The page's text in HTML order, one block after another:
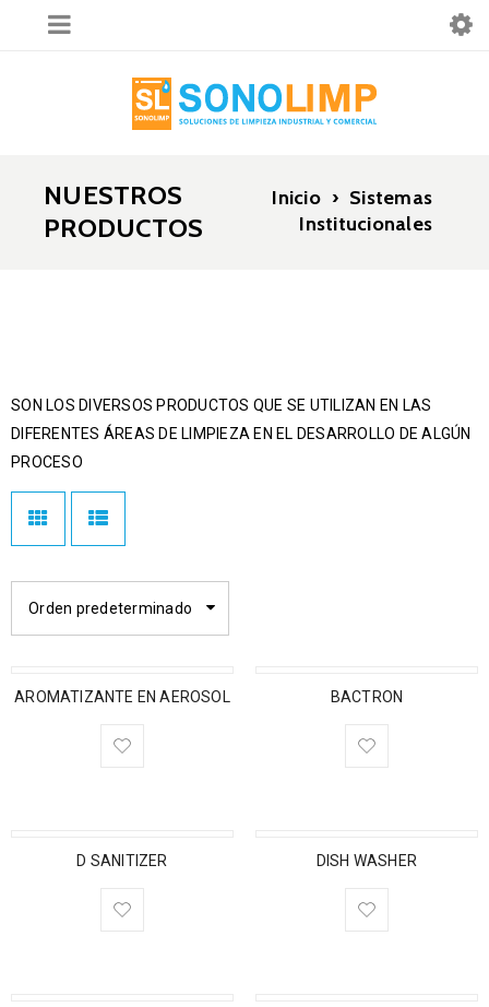
NUESTROS
PRODUCTOS
Inicio › Sistemas
Institucionales
SON LOS DIVERSOS PRODUCTOS QUE SE UTILIZAN EN LAS
DIFERENTES ÁREAS DE LIMPIEZA EN EL DESARROLLO DE ALGÚN
PROCESO
Orden predeterminado
AROMATIZANTE EN AEROSOL BACTRON
D SANITIZER DISH WASHER